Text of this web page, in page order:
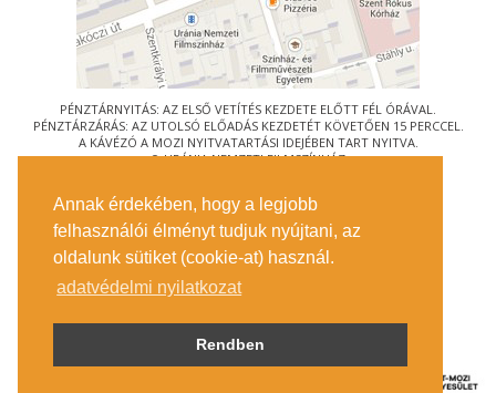
Annak érdekében, hogy a legjobb
felhasználói élményt tudjuk nyújtani, az
oldalunk sütiket (cookie-at) használ.
adatvédelmi nyilatkozat
Rendben
PÉNZTÁRNYITÁS: AZ ELSŐ VETÍTÉS KEZDETE ELŐTT FÉL ÓRÁVAL.
PÉNZTÁRZÁRÁS: AZ UTOLSÓ ELŐADÁS KEZDETÉT KÖVETŐEN 15 PERCCEL.
A KÁVÉZÓ A MOZI NYITVATARTÁSI IDEJÉBEN TART NYITVA.
© URÁNIA NEMZETI FILMSZÍNHÁZ
1088 BUDAPEST, RÁKÓCZI ÚT 21.
MEGKÖZELÍTÉS
JEGYINFORMÁCIÓ
ÍRJON NEKÜNK!
KÖZÉRDEKŰ ADATOK